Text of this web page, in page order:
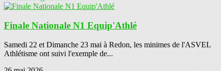
Finale Nationale N1 Equip'Athlé
Samedi 22 et Dimanche 23 mai à Redon, les minimes de l'ASVEL
Athlétisme ont suivi l'exemple de...